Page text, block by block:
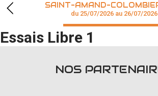
CHAMPIONNAT
RÉSULTATS
SAINT-AMAND-
du 25/07/2026 au 26/07/2026
Essais Libre 1
NOS